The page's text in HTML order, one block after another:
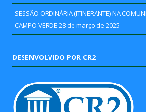
SESSÃO ORDINÁRIA (ITINERANTE) NA
CAMPO VERDE 28 de março de 2025
DESENVOLVIDO POR CR2